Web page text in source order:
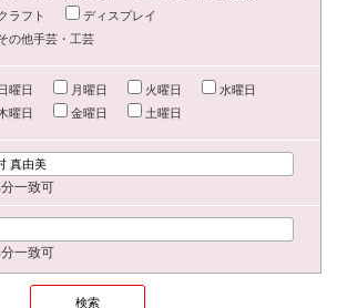
ラフト
ディスプレイ
の他手芸・工芸
曜日 月曜日 火曜日
水曜日
曜日
金曜日 土曜日
一致可
一致可